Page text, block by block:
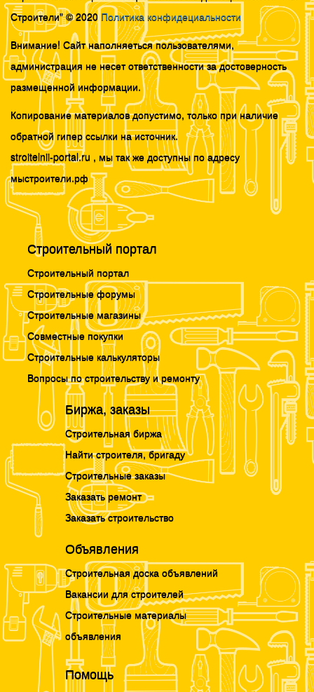
Строители" © 2020 Политика конфидециальности
Внимание! Сайт наполняеться пользователями,
администрация не несет ответственности за достоверность
размещенной информации.
Копирование материалов допустимо, только при наличие
обратной гипер ссылки на источник.
stroitelnii-portal.ru , мы так же доступны по адресу
мыстроители.рф
Строительный портал
Строительный портал
Строительные форумы
Строительные магазины
Совместные покупки
Строительные калькуляторы
Вопросы по строительству и ремонту
Биржа, заказы
Строительная биржа
Найти строителя, бригаду
Строительные заказы
Заказать ремонт
Заказать строительство
Объявления
Строительная доска объявлений
Вакансии для строителей
Строительные материалы
объявления
Помощь